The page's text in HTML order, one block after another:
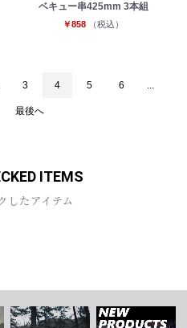
ベキュー串425mm 3本組
￥858 （税込）
3 4 5 6
最後へ
ITEMS
したアイテム